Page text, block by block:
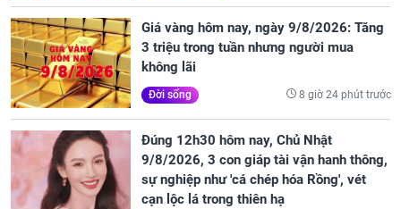
Giá vàng hôm nay, ngày 9/8/2026: Tăng
3 triệu trong tuần nhưng người mua
không lãi
Đời sống 8 giờ 24 phút trước
Đúng 12h30 hôm nay, Chủ Nhật
9/8/2026, 3 con giáp tài vận hanh thông,
sự nghiệp như 'cá chép hóa Rồng', vét
cạn lộc lá trong thiên hạ